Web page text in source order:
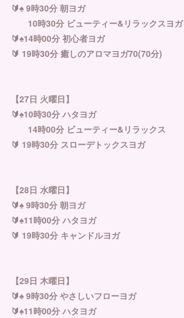
🔰♠︎ 9時30分 朝ヨガ
10時30分 ビューティー&リラックスヨガ
🔰♠︎14時00分 初心者ヨガ
🔰 19時30分 癒しのアロマヨガ70(70分)
【27日 火曜日】
🔰♠︎10時30分 ハタヨガ
14時00分 ビューティー&リラックス
🔰 19時30分 スローデトックスヨガ
【28日 水曜日】
🔰♠︎ 9時30分 朝ヨガ
🔰♠︎11時00分 ハタヨガ
🔰 19時30分 キャンドルヨガ
【29日 木曜日】
🔰♠︎ 9時30分 やさしいフローヨガ
🔰♠︎11時00分 ハタヨガ